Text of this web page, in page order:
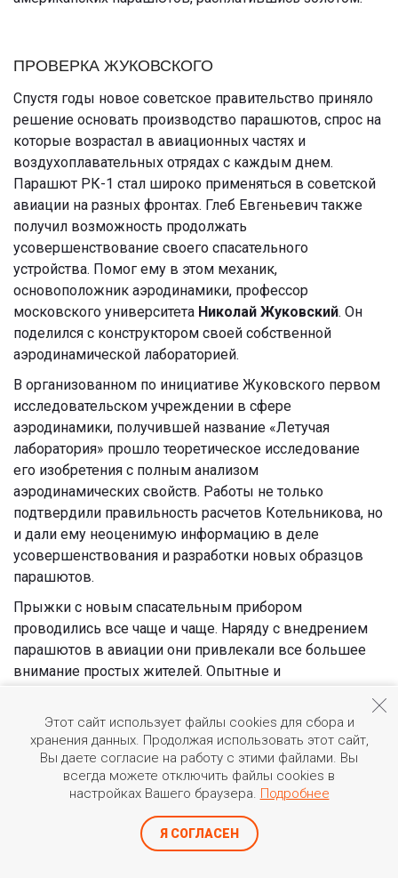
ПРОВЕРКА ЖУКОВСКОГО
Спустя годы новое советское правительство приняло
решение основать производство парашютов, спрос на
которые возрастал в авиационных частях и
воздухоплавательных отрядах с каждым днем.
Парашют РК-1 стал широко применяться в советской
авиации на разных фронтах. Глеб Евгеньевич также
получил возможность продолжать
усовершенствование своего спасательного
устройства. Помог ему в этом механик,
основоположник аэродинамики, профессор
московского университета Николай Жуковский. Он
поделился с конструктором своей собственной
аэродинамической лабораторией.
В организованном по инициативе Жуковского первом
исследовательском учреждении в сфере
аэродинамики, получившей название «Летучая
лаборатория» прошло теоретическое исследование
его изобретения с полным анализом
аэродинамических свойств. Работы не только
подтвердили правильность расчетов Котельникова, но
и дали ему неоценимую информацию в деле
усовершенствования и разработки новых образцов
парашютов.
Прыжки с новым спасательным прибором
проводились все чаще и чаще. Наряду с внедрением
парашютов в авиации они привлекали все большее
внимание простых жителей. Опытные и
больше походя на театральные представления,
нежели на научные исследования. Начали создаваться
кружки по обучению прыжкам с парашютом,
представляющие его не только как спасательное
устройство, но и как снаряд новой спортивной
Этот сайт использует файлы cookies для сбора и
хранения данных. Продолжая использовать этот сайт,
Вы даете согласие на работу с этими файлами. Вы
всегда можете отключить файлы cookies в
настройках Вашего браузера. Подробнее
Я СОГЛАСЕН